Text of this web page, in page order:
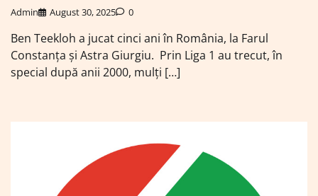
Admin August 30, 2025 0
Ben Teekloh a jucat cinci ani în România, la Farul
Constanța și Astra Giurgiu. Prin Liga 1 au trecut, în
special după anii 2000, mulți […]